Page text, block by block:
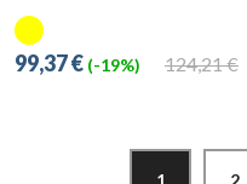
124,21 €
99,37 € (-19%)